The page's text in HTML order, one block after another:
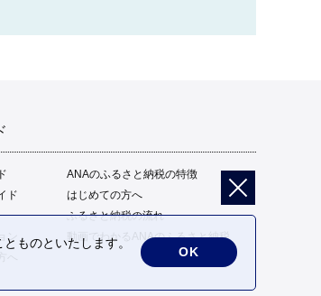
ANAのふるさと納税の特徴
ド
はじめての方へ
ふるさと納税の流れ
動画でわかるANAのふるさと納税
へ
ものといたします。
OK